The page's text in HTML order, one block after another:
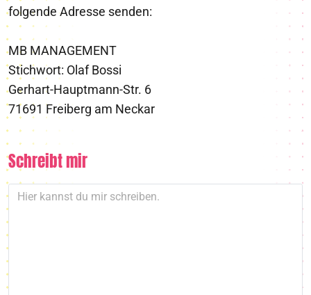
folgende Adresse senden:
MB MANAGEMENT
Stichwort: Olaf Bossi
Gerhart-Hauptmann-Str. 6
71691 Freiberg am Neckar
Schreibt mir